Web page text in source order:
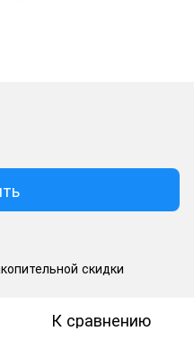
скидки
К сравнению